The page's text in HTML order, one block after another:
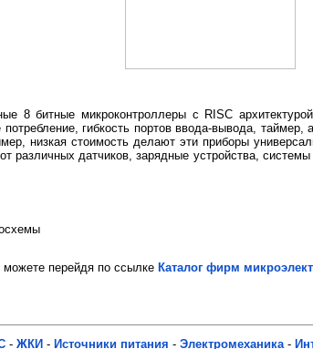
8 битные микроконтроллеры с RISC
потребление, гибкость портов ввода-вывода,
низкая стоимость делают эти приборы
различных датчиков, зарядные устройства,
перейдя по ссылке Каталог фирм
- ЖКИ - Источники питания - Электромеханика -